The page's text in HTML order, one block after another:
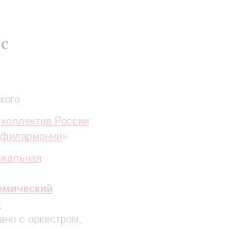
России
»
с оркестром,